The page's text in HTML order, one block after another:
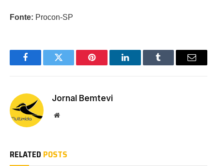
Fonte: Procon-SP
FacebookTwitter Pinterest LinkedInTumblr Email
Jornal Bemtevi
Website
RELATED POSTS